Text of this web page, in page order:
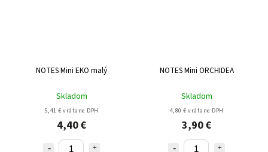
NOTES Mini EKO malý
Skladom
5,41 € vrátane DPH
4,40 €
NOTES Mini ORCHIDEA
Skladom
4,80 € vrátane DPH
3,90 €